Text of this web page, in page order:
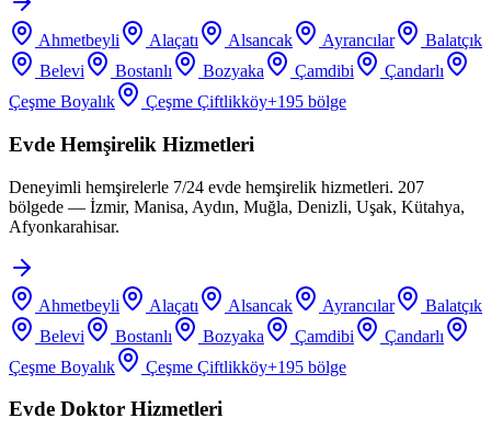
Ahmetbeyli Alaçatı Alsancak Ayrancılar
Balatçık
Belevi
Bostanlı Bozyaka Çamdibi
Çandarlı
Çeşme Boyalık
Çeşme Çiftlikköy+195 bölge
Evde Hemşirelik Hizmetleri
Deneyimli hemşirelerle 7/24 evde hemşirelik hizmetleri. 207
bölgede — İzmir, Manisa, Aydın, Muğla, Denizli, Uşak, Kütahya,
Afyonkarahisar.
Ahmetbeyli Alaçatı Alsancak Ayrancılar
Balatçık
Belevi
Bostanlı Bozyaka Çamdibi
Çandarlı
Çeşme Boyalık
Çeşme Çiftlikköy+195 bölge
Evde Doktor Hizmetleri